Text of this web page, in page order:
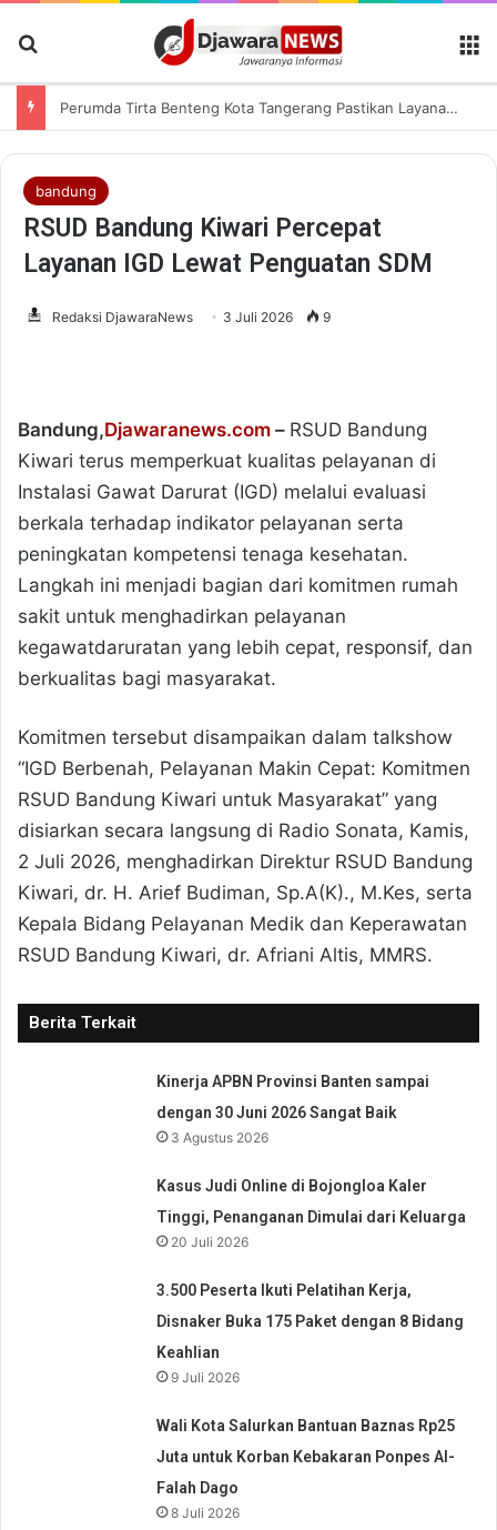
Perumda Tirta Benteng Kota Tangerang Pastikan Layanan Air Bersih Tetap Lancar saat Kemarau
bandung
RSUD Bandung Kiwari Percepat
Layanan IGD Lewat Penguatan SDM
Redaksi DjawaraNews 3 Juli 2026 9
Bandung,Djawaranews.com – RSUD Bandung
Kiwari terus memperkuat kualitas pelayanan di
Instalasi Gawat Darurat (IGD) melalui evaluasi
berkala terhadap indikator pelayanan serta
peningkatan kompetensi tenaga kesehatan.
Langkah ini menjadi bagian dari komitmen rumah
sakit untuk menghadirkan pelayanan
kegawatdaruratan yang lebih cepat, responsif, dan
berkualitas bagi masyarakat.
Komitmen tersebut disampaikan dalam talkshow
“IGD Berbenah, Pelayanan Makin Cepat: Komitmen
RSUD Bandung Kiwari untuk Masyarakat” yang
disiarkan secara langsung di Radio Sonata, Kamis,
2 Juli 2026, menghadirkan Direktur RSUD Bandung
Kiwari, dr. H. Arief Budiman, Sp.A(K)., M.Kes, serta
Kepala Bidang Pelayanan Medik dan Keperawatan
RSUD Bandung Kiwari, dr. Afriani Altis, MMRS.
Berita Terkait
Kinerja APBN Provinsi Banten sampai
dengan 30 Juni 2026 Sangat Baik
3 Agustus 2026
Kasus Judi Online di Bojongloa Kaler
Tinggi, Penanganan Dimulai dari Keluarga
20 Juli 2026
3.500 Peserta Ikuti Pelatihan Kerja,
Disnaker Buka 175 Paket dengan 8 Bidang
Keahlian
9 Juli 2026
Wali Kota Salurkan Bantuan Baznas Rp25
Juta untuk Korban Kebakaran Ponpes Al-
Falah Dago
8 Juli 2026